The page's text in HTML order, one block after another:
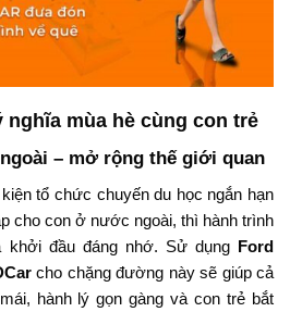
mùa hè cùng con trẻ
– mở rộng thế giới quan
tổ chức chuyến du học ngắn hạn
cho con ở nước ngoài, thì hành trình
đầu đáng nhớ. Sử dụng Ford
cho chặng đường này sẽ giúp cả
hành lý gọn gàng và con trẻ bắt